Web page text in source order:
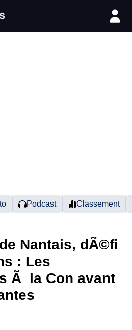
Podcast Classement
Nantais, dÃ©fi
: Les
Ã la Con avant